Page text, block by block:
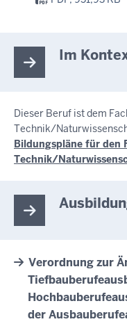
Im
Dieser Beruf ist dem
Technik/
Bildungspläne für den
Technik/
Verordnung zur
der